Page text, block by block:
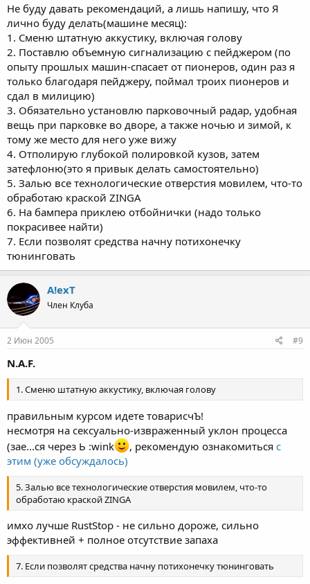
Не буду давать рекомендаций, а лишь напишу, что Я
лично буду делать(машине месяц):
1. Сменю штатную аккустику, включая голову
2. Поставлю объемную сигнализацию с пейджером (по
опыту прошлых машин-спасает от пионеров, один раз я
только благодаря пейджеру, поймал троих пионеров и
сдал в милицию)
3. Обязательно установлю парковочный радар, удобная
вещь при парковке во дворе, а также ночью и зимой, к
тому же место для него уже вижу
4. Отполирую глубокой полировкой кузов, затем
затефлоню(это я привык делать самостоятельно)
5. Залью все технологические отверстия мовилем, что-то
обработаю краской ZINGA
6. На бампера приклею отбойнички (надо только
покрасивее найти)
7. Если позволят средства начну потихонечку
тюнинговать
A!exT
Член Клуба
2 Июн 2005 #9
N.A.F.
1. Сменю штатную аккустику, включая голову
правильным курсом идете товарисчЪ!
несмотря на сексуально-извраженный уклон процесса
(зае...ся через Ь :wink
, рекомендую ознакомиться с
этим (уже обсуждалось)
5. Залью все технологические отверстия мовилем, что-то
обработаю краской ZINGA
имхо лучше RustStop - не сильно дороже, сильно
эффективней + полное отсутствие запаха
7. Если позволят средства начну потихонечку тюнинговать